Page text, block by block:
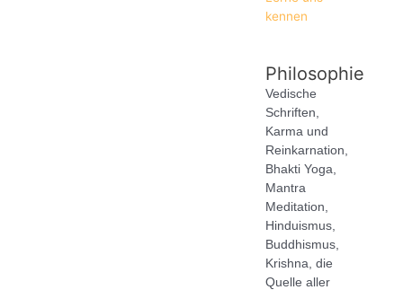
kennen
Philosophie
Vedische
Schriften,
Karma und
Reinkarnation,
Bhakti Yoga,
Mantra
Meditation,
Hinduismus,
Buddhismus,
Krishna, die
Quelle aller